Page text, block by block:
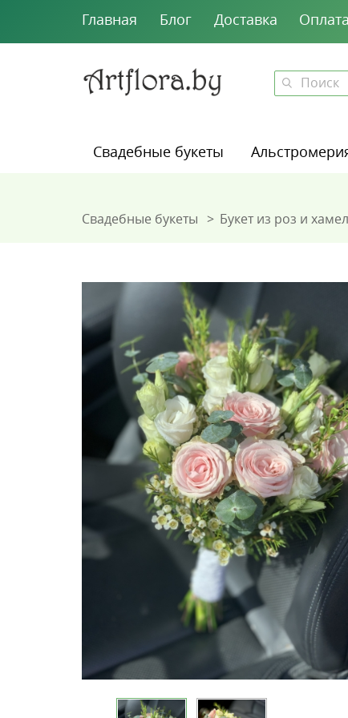
Главная Блог Доставка Оплата
Свадебные букеты
Свадебные букеты Букет из роз и